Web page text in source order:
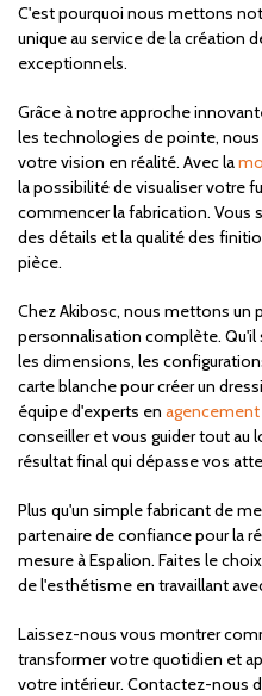
C'est pourquoi nous mettons
unique au service de la création
exceptionnels.
Grâce à notre approche
les technologies de pointe,
votre vision en réalité. Avec la
la possibilité de visualiser votre
commencer la fabrication. Vous
des détails et la qualité des
pièce.
Chez Akibosc, nous mettons un
personnalisation complète. Qu'il
les dimensions, les
carte blanche pour créer un
équipe d'experts en agencement
conseiller et vous guider tout au
résultat final qui dépasse vos
Plus qu'un simple fabricant de
partenaire de confiance pour la
mesure à Espalion. Faites le
de l'esthétisme en travaillant
Laissez-nous vous montrer
transformer votre quotidien et
votre intérieur. Contactez-nous